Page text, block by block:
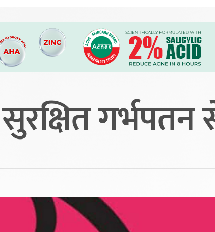
गर्भपतन